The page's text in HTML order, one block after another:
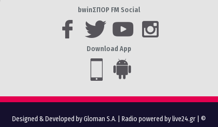
bwinΣΠΟΡ FM Social
Download App
Designed & Developed by Gloman S.A. Radio powered by live24.gr | ©